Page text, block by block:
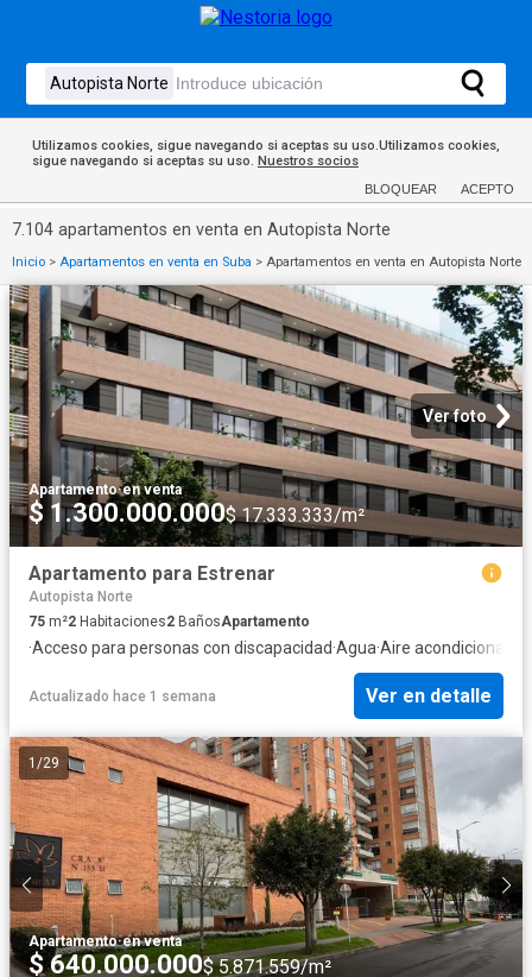
Utilizamos cookies, sigue navegando si aceptas su uso.Utilizamos cookies,
sigue navegando si aceptas su uso. Nuestros socios
BLOQUEAR ACEPTO
7.104 apartamentos en venta en Autopista Norte
Inicio > Apartamentos en venta en Suba > Apartamentos en venta en Autopista Norte
Ver foto
Apartamento·en venta
$ 1.300.000.000$ 17.333.333/m²
Apartamento para Estrenar
Autopista Norte
75 m²2 Habitaciones2 BañosApartamento
·Acceso para personas con discapacidad·Agua·Aire acondicionado
Actualizado hace 1 semana Ver en detalle
1 /29
Apartamento·en venta
$ 640.000.000$ 5.871.559/m²